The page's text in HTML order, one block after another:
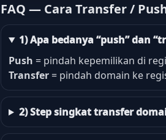
FAQ — Cara Transfer /
1) Apa bedanya “push” dan
Push = pindah kepemilikan di
Transfer = pindah domain ke
2) Step singkat transfer